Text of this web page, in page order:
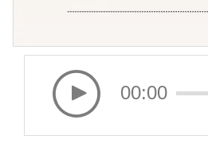
00:00